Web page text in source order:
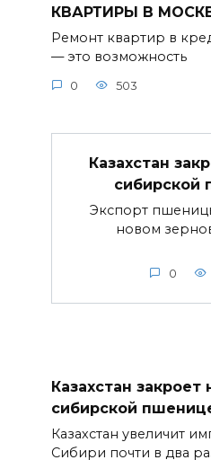
КВАРТИРЫ В
Ремонт квартир в
— это возможность
0 503
Казахстан
сибирской
Экспорт
новом
0
Казахстан закроет
сибирской
Казахстан увеличит
Сибири почти в два